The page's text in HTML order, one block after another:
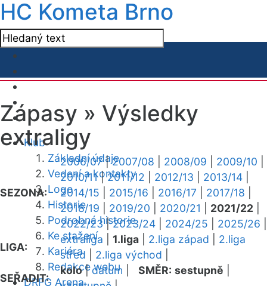
HC Kometa Brno
Klub
Základní údaje
Vedení a kontakty
Logo
Historie
Podrobná historie
Ke stažení
Kariéra
Redakce webu
DRFG Arena
Zápasy » Výsledky
extraligy
SEZONA:
2006/07|2007/08 2008/09 2009/10
2010/11|2011/12 2012/13 2013/14
2014/15
2015/16 2016/17 2017/18
2018/19
2019/20 2020/21 2021/22
2022/23|2023/24 2024/25 2025/26
LIGA:
extraliga 1.liga 2.liga západ
2.liga
střed
2.liga východ
SEŘADIT:
kolo|datum SMĚR: sestupně